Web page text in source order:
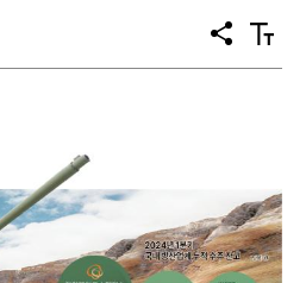
공
유
텍
스